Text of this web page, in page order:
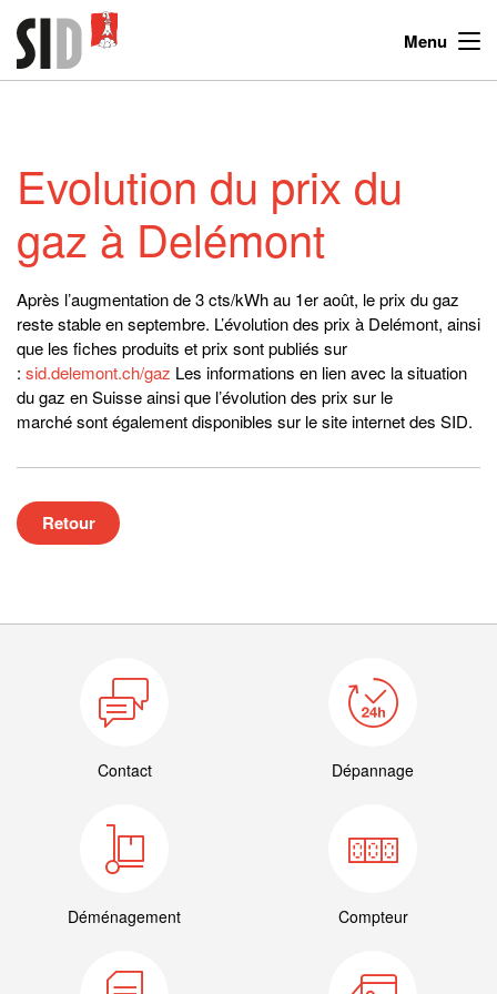
Menu
Evolution du prix du
gaz à Delémont
Après l’augmentation de 3 cts/kWh au 1er août, le prix du gaz
reste stable en septembre. L’évolution des prix à Delémont, ainsi
que les fiches produits et prix sont publiés sur
: sid.delemont.ch/gaz Les informations en lien avec la situation
du gaz en Suisse ainsi que l’évolution des prix sur le
marché sont également disponibles sur le site internet des SID.
Retour
Contact Dépannage
Déménagement Compteur